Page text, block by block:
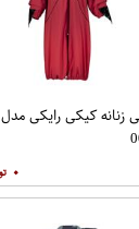
زنانه کیکی رایکی مدل
۰